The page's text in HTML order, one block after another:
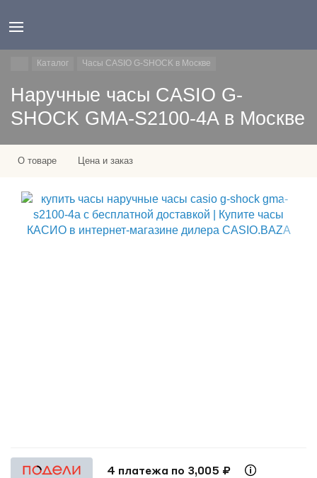
Каталог Часы CASIO G-SHOCK в Москве
Наручные часы CASIO G-
SHOCK GMA-S2100-4A в Москве
О товаре Цена и заказ
4 платежа по 3,005 ₽